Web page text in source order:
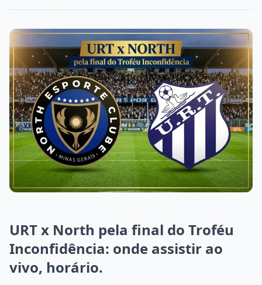
URT x North pela final do Troféu
Inconfidência: onde assistir ao
vivo, horário.